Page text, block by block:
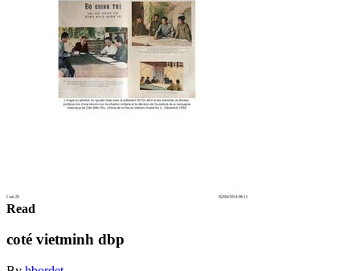
Read
coté vietminh dbp